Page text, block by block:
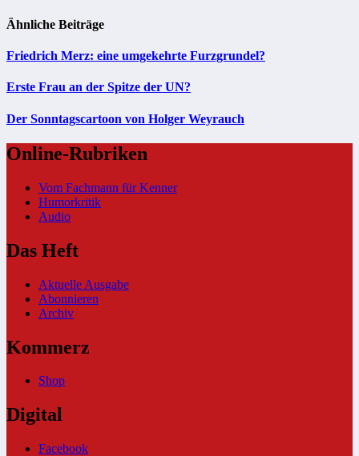
Ähnliche Beiträge
Friedrich Merz: eine umgekehrte Furzgrundel?
Erste Frau an der Spitze der UN?
Der Sonntagscartoon von Holger Weyrauch
Online-Rubriken
Vom Fachmann für Kenner
Humorkritik
Audio
Das Heft
Aktuelle Ausgabe
Abonnieren
Archiv
Kommerz
Shop
Digital
Facebook